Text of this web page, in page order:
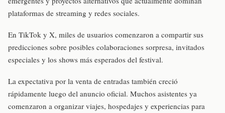
plataformas de streaming y redes sociales.
En TikTok y X, miles de usuarios comenzaron a compartir sus
predicciones sobre posibles colaboraciones sorpresa, invitados
especiales y los shows más esperados del festival.
La expectativa por la venta de entradas también creció
rápidamente luego del anuncio oficial. Muchos asistentes ya
comenzaron a organizar viajes, hospedajes y experiencias para